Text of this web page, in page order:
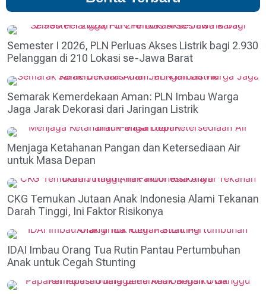
Semester I 2026, PLN Perluas Akses Listrik bagi 2.930
Pelanggan di 210 Lokasi se-Jawa Barat
Semarak Kemerdekaan Aman: PLN Imbau Warga
Jaga Jarak Dekorasi dari Jaringan Listrik
Menjaga Ketahanan Pangan dan Ketersediaan Air
untuk Masa Depan
CKG Temukan Jutaan Anak Indonesia Alami Tekanan
Darah Tinggi, Ini Faktor Risikonya
IDAI Imbau Orang Tua Rutin Pantau Pertumbuhan
Anak untuk Cegah Stunting